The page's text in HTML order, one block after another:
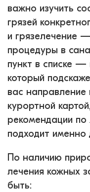
важно изучить
грязей
и грязелечение
процедуры в
пункт в списке —
который
вас
курортной
рекомендации по
подходит именно
По наличию
лечения кожных
быть: